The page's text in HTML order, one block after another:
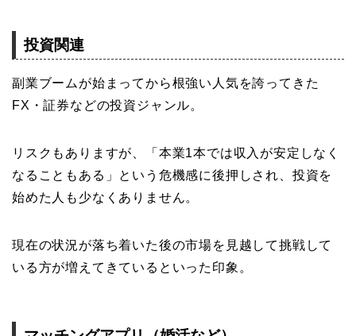
投資関連
副業ブームが始まってから根強い人気を誇ってきた
FX・証券などの投資ジャンル。
リスクもありますが、「本業1本では収入が安定しなく
なることもある」という危機感に後押しされ、投資を
始めた人も少なくありません。
現在の状況が落ち着いた後の市場を見越して挑戦して
いる方が増えてきているといった印象。